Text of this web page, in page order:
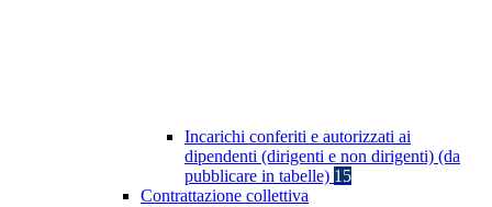
Incarichi conferiti e autorizzati ai
dipendenti (dirigenti e non dirigenti) (da
pubblicare in tabelle) 15
Contrattazione collettiva